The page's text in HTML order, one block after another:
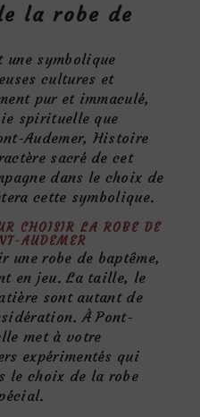
la robe de
une symbolique
cultures et
pur et immaculé,
spirituelle que
Audemer, Histoire
sacré de cet
dans le choix de
cette symbolique.
CHOISIR LA ROBE DE
AUDEMER
robe de baptême,
en jeu. La taille, le
sont autant de
À Pont-
met à votre
expérimentés qui
le choix de la robe